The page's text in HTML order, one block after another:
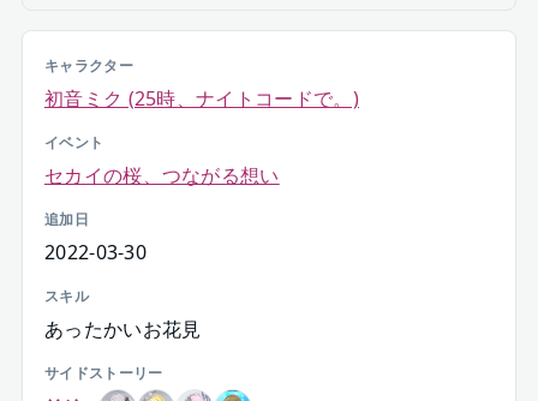
キャラクター
初音ミク (25時、ナイトコードで。)
イベント
セカイの桜、つながる想い
追加日
2022-03-30
スキル
あったかいお花見
サイドストーリー